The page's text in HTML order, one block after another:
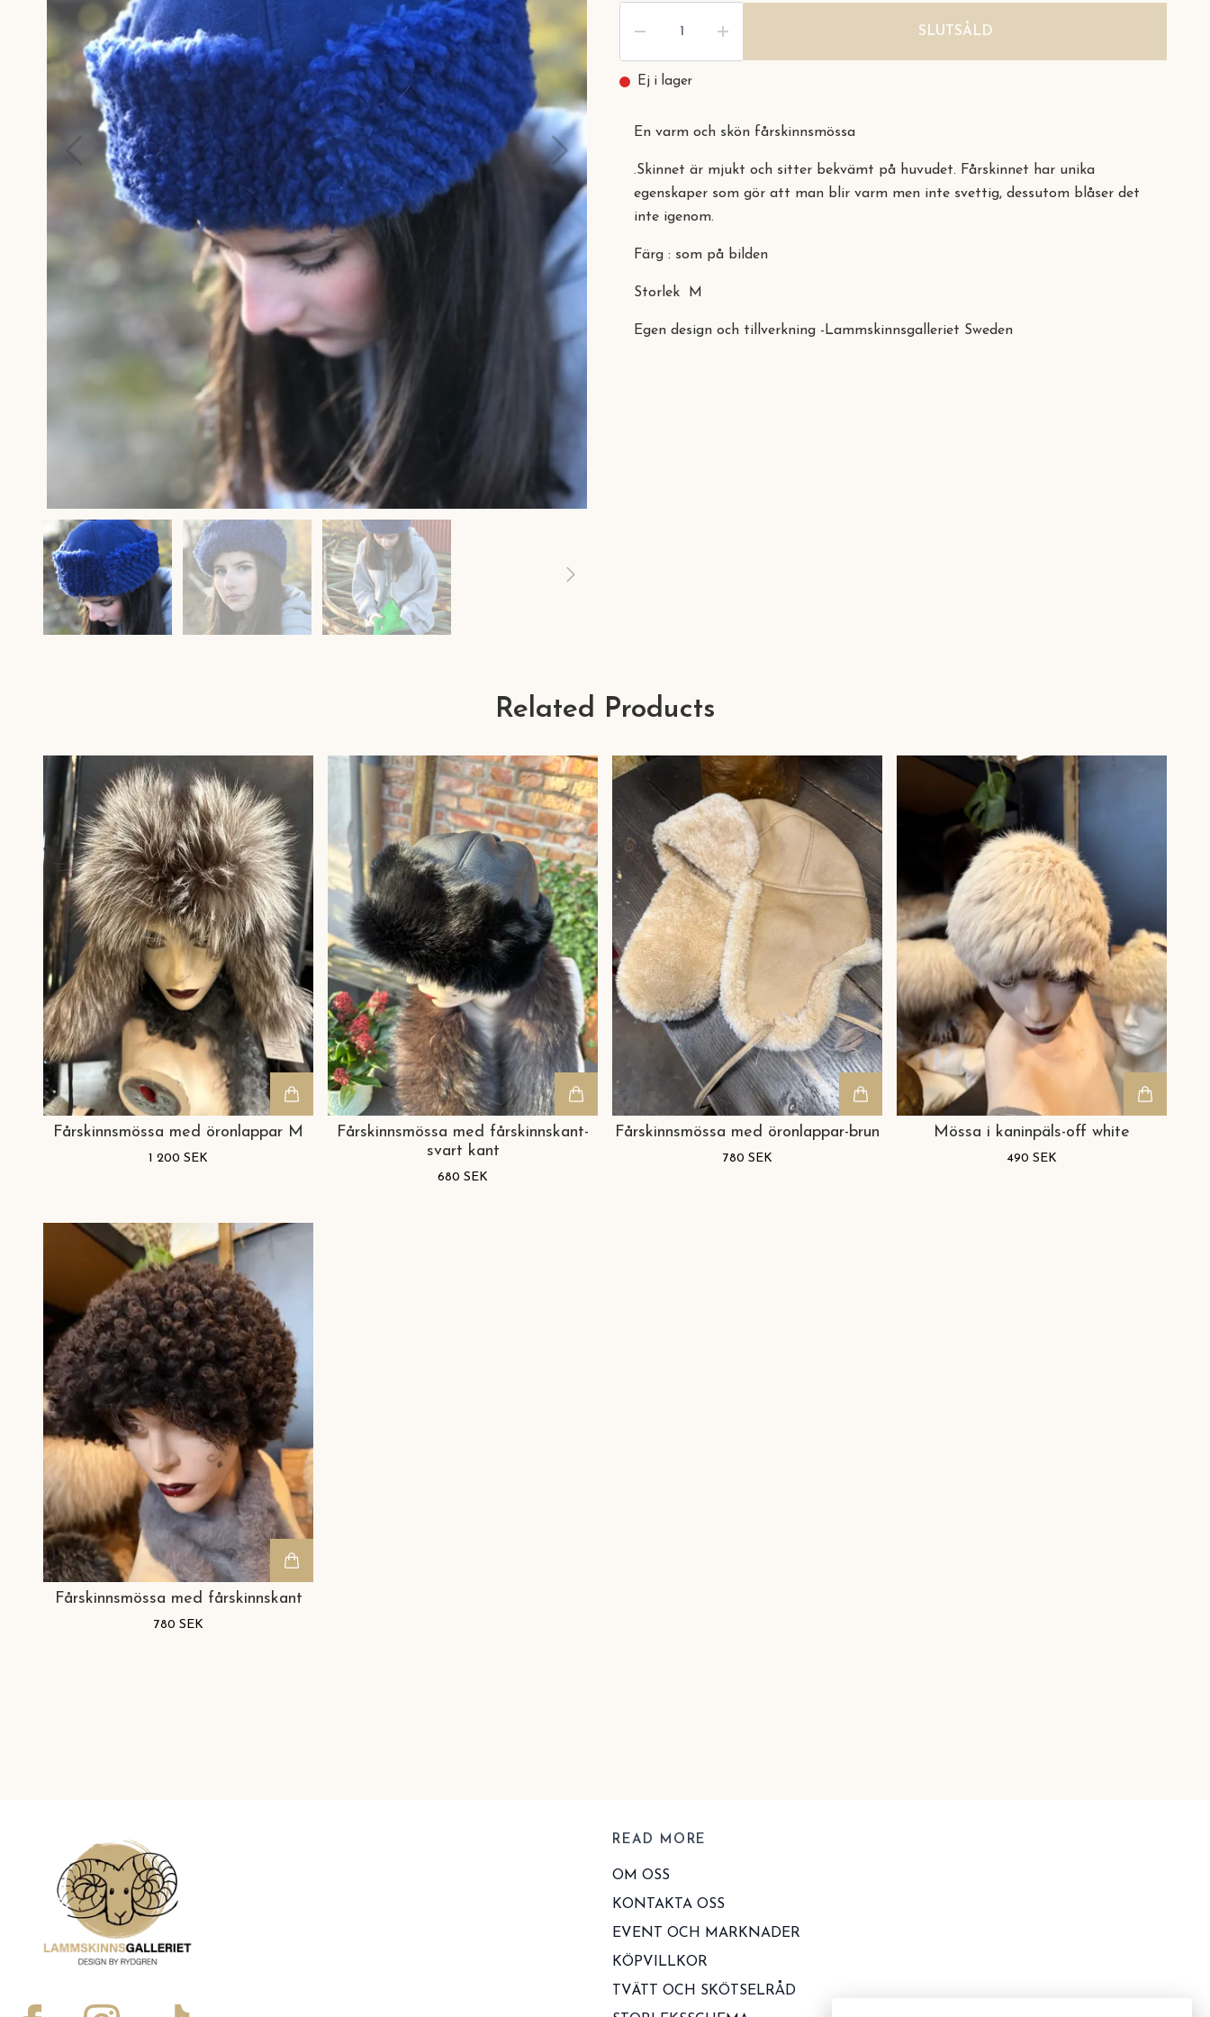
SLUTSÅLD
Ej i lager
En varm och skön fårskinnsmössa
.Skinnet är mjukt och sitter bekvämt på huvudet. Fårskinnet har unika
egenskaper som gör att man blir varm men inte svettig, dessutom blåser det
inte igenom.
Färg : som på bilden
Storlek M
Egen design och tillverkning -Lammskinnsgalleriet Sweden
Related Products
Fårskinnsmössa med öronlappar M
1 200 SEK
Fårskinnsmössa med fårskinnskant-
svart kant
680 SEK
Fårskinnsmössa med öronlappar-brun
780 SEK
Mössa i kaninpäls-off white
490 SEK
Fårskinnsmössa med fårskinnskant
780 SEK
READ MORE
OM OSS
KONTAKTA OSS
EVENT OCH MARKNADER
KÖPVILLKOR
TVÄTT OCH SKÖTSELRÅD